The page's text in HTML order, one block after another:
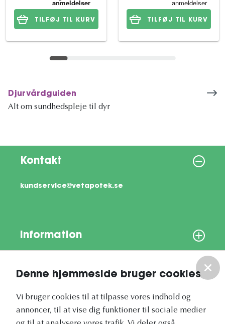
Denne hjemmeside bruger cookies
Vi bruger cookies til at tilpasse vores indhold og
annoncer, til at vise dig funktioner til sociale medier
TILFØJ TIL KURV TILFØJ TIL KURV
Djurvårdguiden
Alt om sundhedspleje til dyr
Kontakt
kundservice@vetapotek.se
Information
Vores nyhedsbrev